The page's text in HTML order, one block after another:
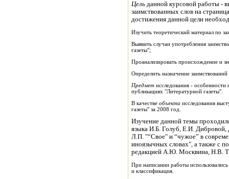
Цель данной курсовой работы -
заимствованных слов на
достижения данной цели
Изучить теоретический материал по
Выявить случаи употребления
газеты";
Проанализировать происхождение и
Определить назначение
Предмет исследования - особенности
публикациях "Литературной газеты".
В качестве объекта исследования
газеты" за 2008 год.
Изучение данной темы
языка И.Б. Голуб, Е.И. Дибровой,
Л.П. "“Свое" и “чужое” в
иноязычных словах", а также с
редакцией А.Ю. Москвина, Н.В.
При написании работы
и классификация.